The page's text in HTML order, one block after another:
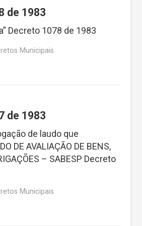
de 1983
Decreto 1078 de 1983
Municipais
de 1983
de laudo que
DE AVALIAÇÃO DE BENS,
– SABESP Decreto
Municipais